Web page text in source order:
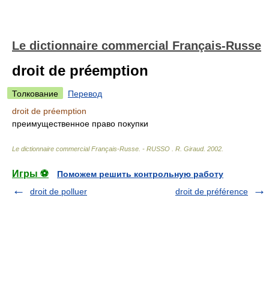
Le dictionnaire commercial Français-Russe
droit de préemption
Толкование
Перевод
droit de préemption
преимущественное право покупки
Le dictionnaire commercial Français-Russe. - RUSSO R. Giraud. 2002
Игры ⚽
Поможем решить контрольную работу
droit de polluer
droit de préférence